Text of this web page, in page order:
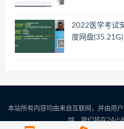
2022医学考试
度网盘(35.21G)
本站所有内容均由来自互联网，并由用
除，我们将在24小